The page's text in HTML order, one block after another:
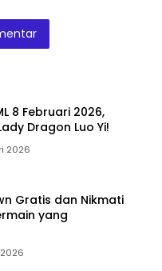
Menghibur
8 Februari 2026,
Dragon Luo Yi!
2026
Gratis dan Nikmati
yang